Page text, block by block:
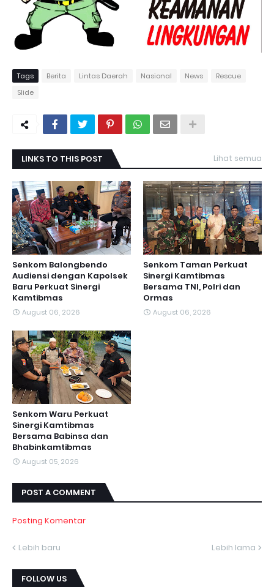
Tags Berita Lintas Daerah Nasional News
Rescue
Slide
LINKS TO THIS POST Lihat semua
Senkom Balongbendo
Audiensi dengan Kapolsek
Baru Perkuat Sinergi
Kamtibmas
August 06, 2026
Senkom Taman Perkuat
Sinergi Kamtibmas
Bersama TNI, Polri dan
Ormas
August 06, 2026
Senkom Waru Perkuat
Sinergi Kamtibmas
Bersama Babinsa dan
Bhabinkamtibmas
August 05, 2026
POST A COMMENT
Posting Komentar
Lebih baru Lebih lama
FOLLOW US